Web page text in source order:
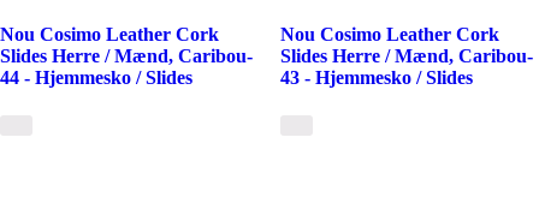
Nou Cosimo Leather Cork
Slides Herre / Mænd, Caribou-
44 - Hjemmesko / Slides
Nou Cosimo Leather Cork
Slides Herre / Mænd, Caribou-
43 - Hjemmesko / Slides